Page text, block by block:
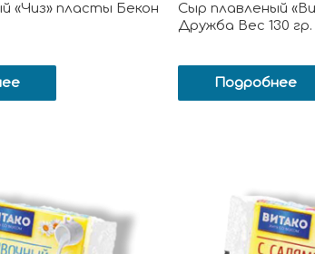
«Чиз» пласты Бекон
Сыр плавленый
Дружба Вес 130 гр.
Подробнее